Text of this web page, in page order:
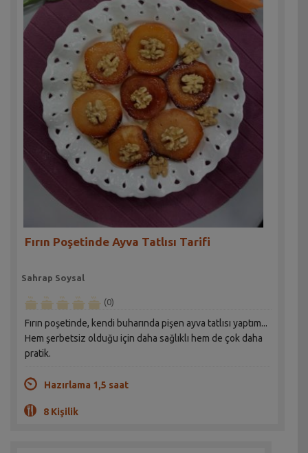
Fırın Poşetinde Ayva Tatlısı Tarifi
Sahrap Soysal
(0)
Fırın poşetinde, kendi buharında pişen ayva tatlısı yaptım...
Hem şerbetsiz olduğu için daha sağlıklı hem de çok daha
pratik.
Hazırlama 1,5 saat
8 Kişilik